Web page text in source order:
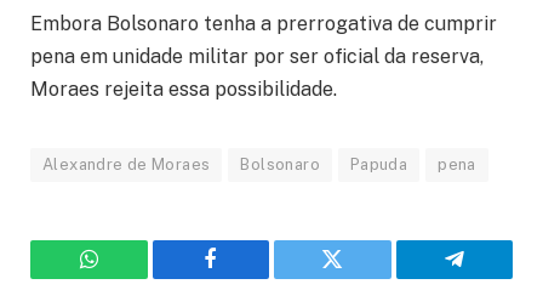
Embora Bolsonaro tenha a prerrogativa de cumprir
pena em unidade militar por ser oficial da reserva,
Moraes rejeita essa possibilidade.
Alexandre de Moraes Bolsonaro Papuda pena
WhatsApp Facebook Twitter Telegram